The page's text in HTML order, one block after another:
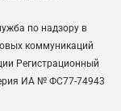
по надзору в
коммуникаций
Регистрационный
ИА № ФС77-74943